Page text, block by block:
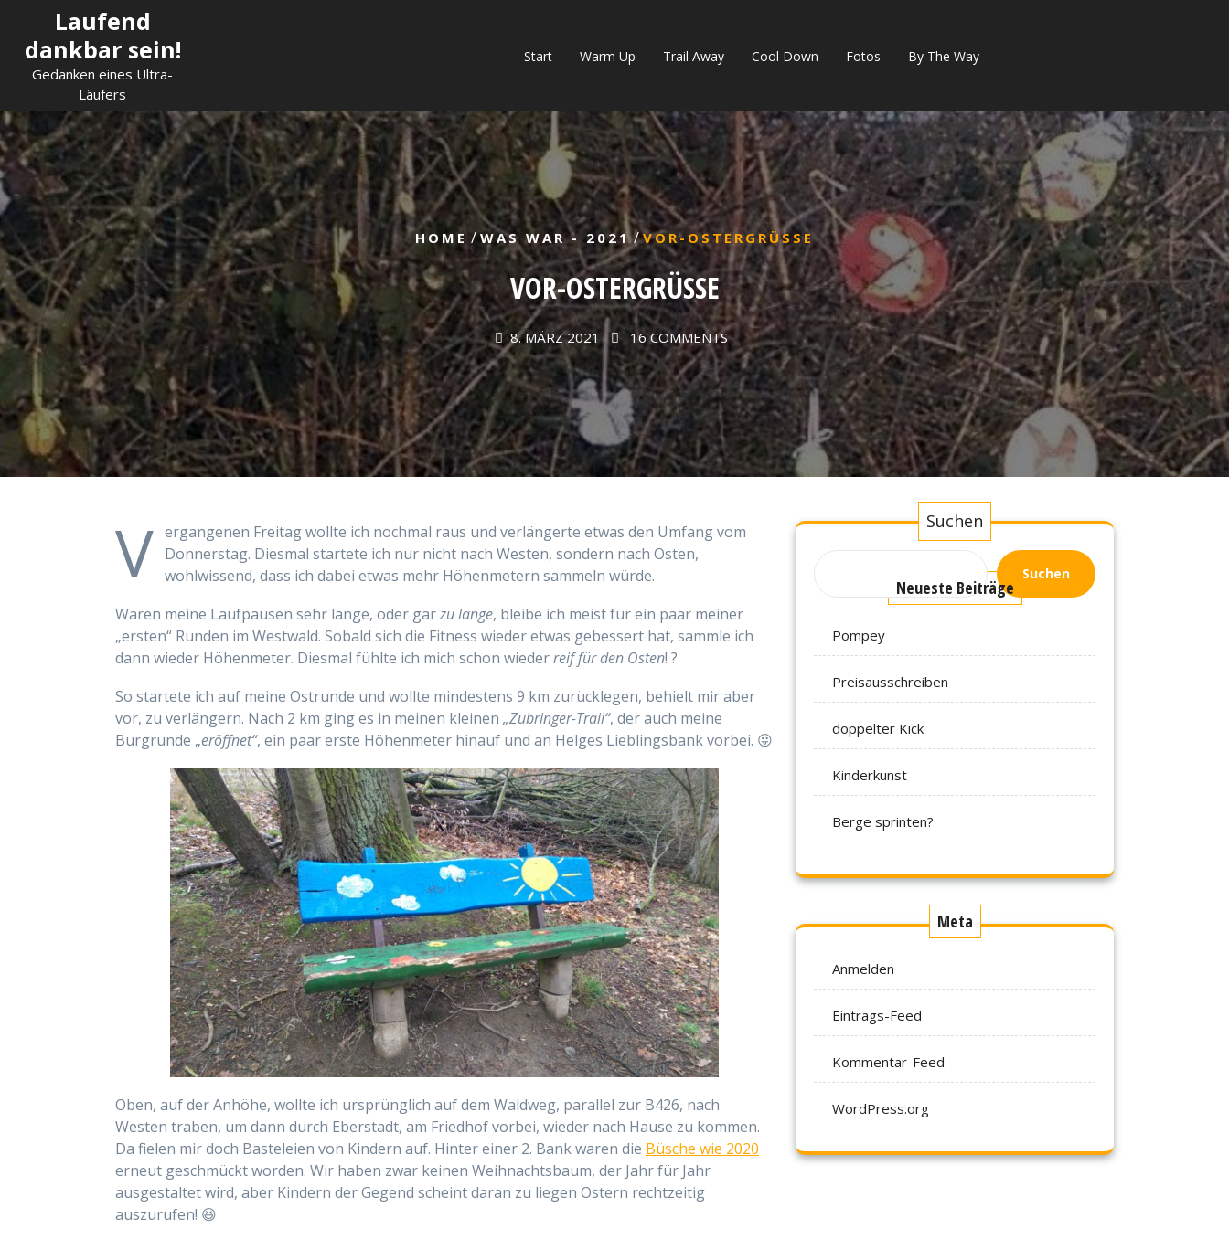
content
Laufend
dankbar sein!
Gedanken eines Ultra-
Läufers
Start Warm Up Trail Away Cool Down Fotos By The Way
HOME /WAS WAR - 2021/VOR-OSTERGRÜSSE
VOR-OSTERGRÜSSE
8. MÄRZ 2021 16 COMMENTS
V ergangenen Freitag wollte ich nochmal raus und verlängerte etwas den Umfang vom
Donnerstag. Diesmal startete ich nur nicht nach Westen, sondern nach Osten,
wohlwissend, dass ich dabei etwas mehr Höhenmetern sammeln würde.
Waren meine Laufpausen sehr lange, oder garzu lange, bleibe ich meist für ein paar meiner
„ersten“ Runden im Westwald. Sobald sich die Fitness wieder etwas gebessert hat, sammle ich
dann wieder Höhenmeter. Diesmal fühlte ich mich schon wiederreif für den Osten! ?
So startete ich auf meine Ostrunde und wollte mindestens 9 km zurücklegen, behielt mir aber
vor, zu verlängern. Nach 2 km ging es in meinen kleinen „Zubringer-Trail“, der auch meine
Burgrunde „eröffnet“, ein paar erste Höhenmeter hinauf und an Helges Lieblingsbank vorbei. 😛
Oben, auf der Anhöhe, wollte ich ursprünglich auf dem Waldweg, parallel zur B426, nach
Westen traben, um dann durch Eberstadt, am Friedhof vorbei, wieder nach Hause zu kommen.
Da fielen mir doch Basteleien von Kindern auf. Hinter einer 2. Bank waren die Büsche wie 2020
erneut geschmückt worden. Wir haben zwar keinen Weihnachtsbaum, der Jahr für Jahr
ausgestaltet wird, aber Kindern der Gegend scheint daran zu liegen Ostern rechtzeitig
auszurufen! 😆
Suchen
Suchen
Neueste Beiträge
Pompey
Preisausschreiben
doppelter Kick
Kinderkunst
Berge sprinten?
Meta
Anmelden
Eintrags-Feed
Kommentar-Feed
WordPress.org